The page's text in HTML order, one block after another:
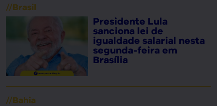
//Brasil
Presidente Lula
sanciona lei de
igualdade salarial nesta
segunda-feira em
Brasília
//Bahia